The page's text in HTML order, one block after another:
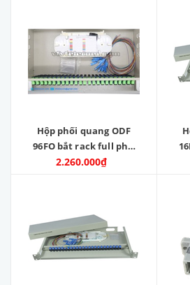
Hộp phối quang ODF
96FO bắt rack full phụ
kiện
2.260.000₫